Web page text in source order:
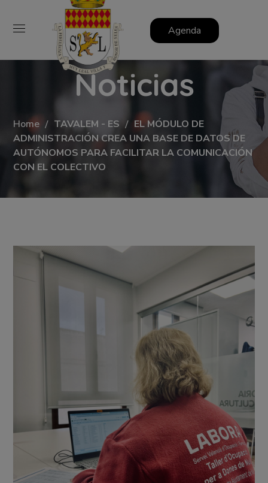
Agenda
Noticias
Home TAVALEM - ES
EL MÓDULO DE
ADMINISTRACIÓN CREA UNA BASE DE DATOS DE
AUTÓNOMOS PARA FACILITAR LA COMUNICACIÓN
CON EL COLECTIVO